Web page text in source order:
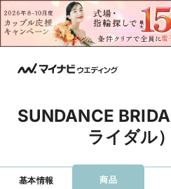
SUNDANCE
ライダル
基本情報 商品